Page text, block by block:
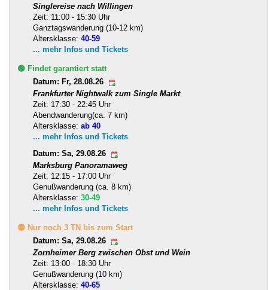
Singlereise nach Willingen
Zeit: 11:00 - 15:30 Uhr
Ganztagswanderung (10-12 km)
Altersklasse: 40-59
... mehr Infos und Tickets
🟢 Findet garantiert statt
Datum: Fr, 28.08.26
Frankfurter Nightwalk zum Single Markt
Zeit: 17:30 - 22:45 Uhr
Abendwanderung(ca. 7 km)
Altersklasse: ab 40
... mehr Infos und Tickets
Datum: Sa, 29.08.26
Marksburg Panoramaweg
Zeit: 12:15 - 17:00 Uhr
Genußwanderung (ca. 8 km)
Altersklasse: 30-49
... mehr Infos und Tickets
🟡 Nur noch 3 TN bis zum Start
Datum: Sa, 29.08.26
Zornheimer Berg zwischen Obst und Wein
Zeit: 13:00 - 18:30 Uhr
Genußwanderung (10 km)
Altersklasse: 40-65